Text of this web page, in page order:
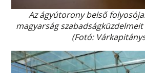
Az ágyútorony belső
magyarság
(Fotó: